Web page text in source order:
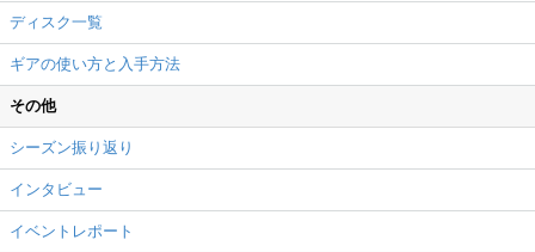
ディスク一覧
ギアの使い方と入手方法
その他
シーズン振り返り
インタビュー
イベントレポート